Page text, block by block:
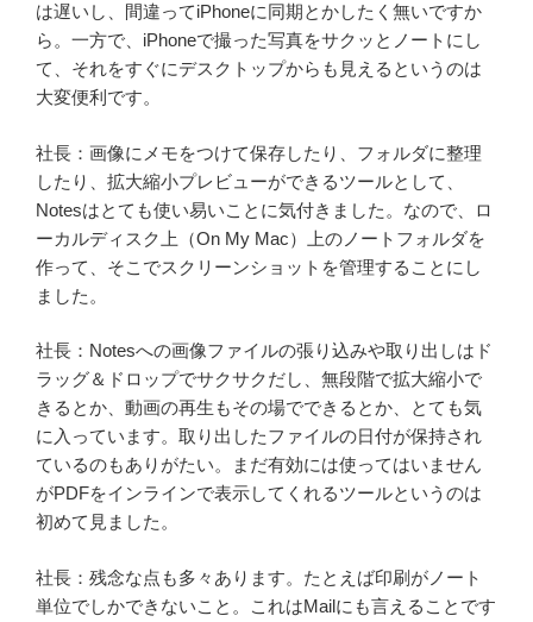
は遅いし、間違ってiPhoneに同期とかしたく無いですか
ら。一方で、iPhoneで撮った写真をサクッとノートにし
て、それをすぐにデスクトップからも見えるというのは
大変便利です。
社長：画像にメモをつけて保存したり、フォルダに整理
したり、拡大縮小プレビューができるツールとして、
Notesはとても使い易いことに気付きました。なので、ロ
ーカルディスク上（On My Mac）上のノートフォルダを
作って、そこでスクリーンショットを管理することにし
ました。
社長：Notesへの画像ファイルの張り込みや取り出しはド
ラッグ＆ドロップでサクサクだし、無段階で拡大縮小で
きるとか、動画の再生もその場でできるとか、とても気
に入っています。取り出したファイルの日付が保持され
ているのもありがたい。まだ有効には使ってはいません
がPDFをインラインで表示してくれるツールというのは
初めて見ました。
社長：残念な点も多々あります。たとえば印刷がノート
単位でしかできないこと。これはMailにも言えることです